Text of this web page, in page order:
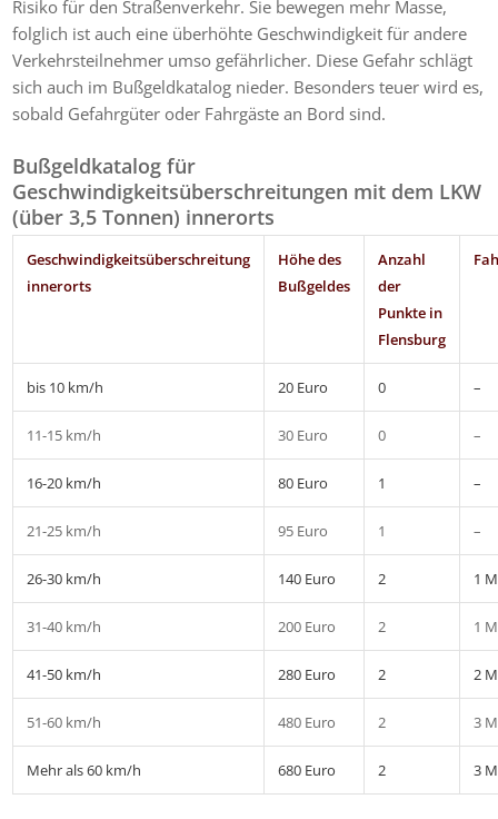
Risiko für den Straßenverkehr. Sie bewegen mehr Masse,
folglich ist auch eine überhöhte Geschwindigkeit für andere
Verkehrsteilnehmer umso gefährlicher. Diese Gefahr schlägt
sich auch im Bußgeldkatalog nieder. Besonders teuer wird es,
sobald Gefahrgüter oder Fahrgäste an Bord sind.
Bußgeldkatalog für
Geschwindigkeitsüberschreitungen mit dem LKW
(über 3,5 Tonnen) innerorts
Geschwindigkeitsüberschreitung
innerorts
Höhe des
Bußgeldes
Anzahl
der
Punkte in
Flensburg
bis 10 km/h 20 Euro 0 –
11-15 km/h 30 Euro 0 –
16-20 km/h 80 Euro 1 –
21-25 km/h 95 Euro 1 –
26-30 km/h 140 Euro 2 1
31-40 km/h 200 Euro 2 1
41-50 km/h 280 Euro 2 2
51-60 km/h 480 Euro 2 3
Mehr als 60 km/h 680 Euro 2 3